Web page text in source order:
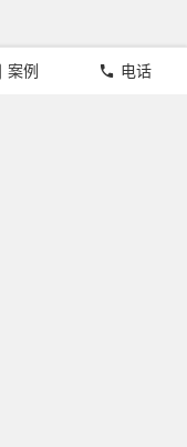
案例 电话